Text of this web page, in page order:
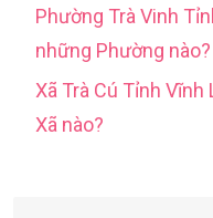
Phường Trà Vinh
những Phường nào?
Xã Trà Cú Tỉnh
Xã nào?